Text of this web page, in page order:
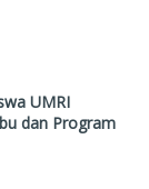
UMRI
dan Program